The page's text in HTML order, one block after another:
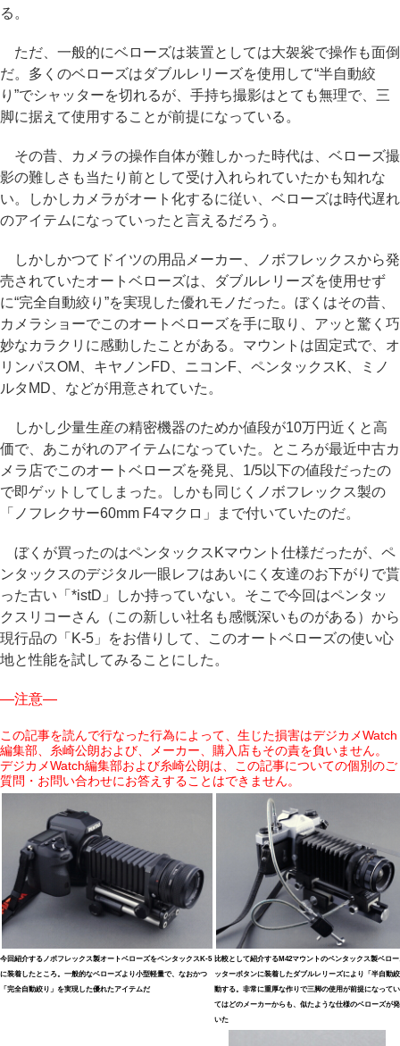
る。
ただ、一般的にベローズは装置としては大袈裟で操作も面倒
だ。多くのベローズはダブルレリーズを使用して“半自動絞
り”でシャッターを切れるが、手持ち撮影はとても無理で、三
脚に据えて使用することが前提になっている。
その昔、カメラの操作自体が難しかった時代は、ベローズ撮
影の難しさも当たり前として受け入れられていたかも知れな
い。しかしカメラがオート化するに従い、ベローズは時代遅れ
のアイテムになっていったと言えるだろう。
しかしかつてドイツの用品メーカー、ノボフレックスから発
売されていたオートベローズは、ダブルレリーズを使用せず
に“完全自動絞り”を実現した優れモノだった。ぼくはその昔、
カメラショーでこのオートベローズを手に取り、アッと驚く巧
妙なカラクリに感動したことがある。マウントは固定式で、オ
リンパスOM、キヤノンFD、ニコンF、ペンタックスK、ミノ
ルタMD、などが用意されていた。
しかし少量生産の精密機器のためか値段が10万円近くと高
価で、あこがれのアイテムになっていた。ところが最近中古カ
メラ店でこのオートベローズを発見、1/5以下の値段だったの
で即ゲットしてしまった。しかも同じくノボフレックス製の
「ノフレクサー60mm F4マクロ」まで付いていたのだ。
ぼくが買ったのはペンタックスKマウント仕様だったが、ペ
ンタックスのデジタル一眼レフはあいにく友達のお下がりで貰
った古い「*istD」しか持っていない。そこで今回はペンタッ
クスリコーさん（この新しい社名も感慨深いものがある）から
現行品の「K-5」をお借りして、このオートベローズの使い心
地と性能を試してみることにした。
―注意―
この記事を読んで行なった行為によって、生じた損害はデジカメWatch
編集部、糸崎公朗および、メーカー、購入店もその責を負いません。
デジカメWatch編集部および糸崎公朗は、この記事についての個別のご
質問・お問い合わせにお答えすることはできません。
今回紹介するノボフレックス製オートベローズをペンタックスK-5
に装着したところ。一般的なベローズより小型軽量で、なおかつ
「完全自動絞り」を実現した優れたアイテムだ
比較として紹介するM42マウントのペンタックス製ベロ
ッターボタンに装着したダブルレリーズにより「半自動
動する。非常に重厚な作りで三脚の使用が前提になって
てはどのメーカーからも、似たような仕様のベローズが
いた